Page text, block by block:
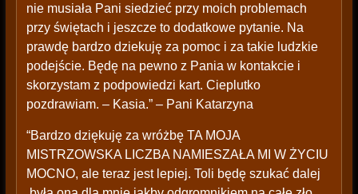
nie musiała Pani siedzieć przy moich problemach
przy świętach i jeszcze to dodatkowe pytanie. Na
prawdę bardzo dziekuję za pomoc i za takie ludzkie
podejście. Będę na pewno z Pania w kontakcie i
skorzystam z podpowiedzi kart. Cieplutko
pozdrawiam. – Kasia.” – Pani Katarzyna
“Bardzo dziękuję za wróżbę TA MOJA
MISTRZOWSKA LICZBA NAMIESZAŁA MI W ŻYCIU
MOCNO, ale teraz jest lepiej. Toli będę szukać dalej